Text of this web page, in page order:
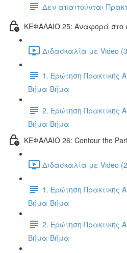
Δεν απαιτούνται
ΚΕΦΑΛΑΙΟ 25: Αναφορά στο
Διδασκαλία με Video
1. Ερώτηση Πρακτικής
Βήμα-Βήμα
2. Ερώτηση Πρακτικής
Βήμα-Βήμα
ΚΕΦΑΛΑΙΟ 26: Contour the
Διδασκαλία με Video
1. Ερώτηση Πρακτικής
Βήμα-Βήμα
2. Ερώτηση Πρακτικής
Βήμα-Βήμα